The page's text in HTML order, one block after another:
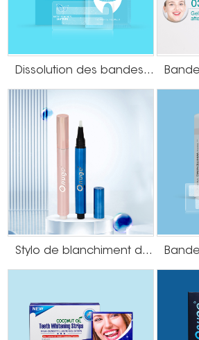
Dissolution des bandes de blanchiment des dents
Stylo de blanchiment des dents à poussée